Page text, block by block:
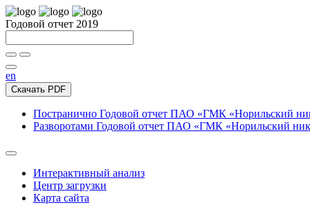
Годовой отчет 2019
en
Скачать PDF
Постранично Годовой отчет ПАО «ГМК «Норильский
Разворотами Годовой отчет ПАО «ГМК «Норильский
Интерактивный анализ
Центр загрузки
Карта сайта